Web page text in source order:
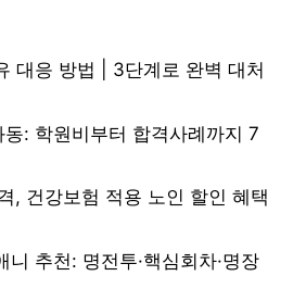
대응 방법 | 3단계로 완벽 대처
: 학원비부터 합격사례까지 7
, 건강보험 적용 노인 할인 혜택
니 추천: 명전투·핵심회차·명장